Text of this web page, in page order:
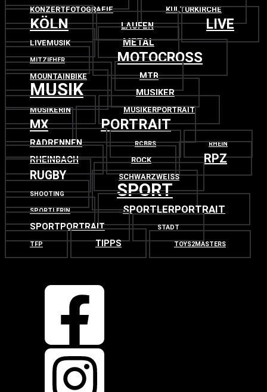
KONZERTFOTOGRAFIE KULTURKIRCHE
KÖLN LAUFEN LIVE
LIVEMUSIK METAL
MITZIEHER MOTOCROSS
MOUNTAINBIKE MTB
MUSIK MUSIKER
MUSIKERIN MUSIKERPORTRAIT
MX PORTRAIT
RADRENNEN RCBRS RHEIN
RHEINBACH ROCK RPZ
RUGBY SCHWARZWEISS
SHOOTING SPORT
SPORTLERIN SPORTLERPORTRAIT
SPORTPORTRAIT STADT
TFP TIPPS TOYS2MASTERS
OBEN